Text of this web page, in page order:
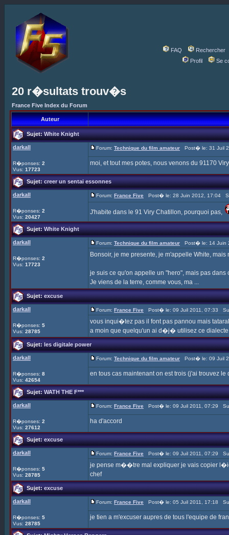
FAQ
Rechercher
Profil
Se
20 r�sultats trouv�s
France Five Index du Forum
Auteur
Sujet:White Knight
darkall
R�ponses: 2
Vus: 17723
Forum: Technique du film amateur Post� le: 31 Juil
moi, et tout mes potes, nous venons du 91170
Sujet:creer un sentai essonnes
darkall
R�ponses: 2
Vus: 20427
Forum: France Five Post� le: 28 Juin 2012, 17:04
J'habite dans le 91 Viry Chatillon, pourquoi pas,
Sujet:White Knight
darkall
R�ponses: 2
Vus: 17723
Forum: Technique du film amateur Post� le: 14 Juin
Bonsoir, je me presente, je m'appelle White,
je suis ce qu'on appelle un "hero", mais pas dans
Je viens de la terre, comme vous, ma ...
Sujet:excuse
darkall
R�ponses: 5
Vus: 28785
Forum: France Five Post� le: 09 Juil 2011, 07:33
vous inqui�tez pas il font pas pannou mais
a moin que quelqu'un ai d�j� utilisez ce dialecte
Sujet:les digitale power
darkall
R�ponses: 8
Vus: 42654
Forum: Technique du film amateur Post� le: 09 Juil
en tous cas maintenant on est trois (j'ai trouvez le
Sujet:WATH THE F***
darkall
R�ponses: 2
Vus: 27612
Forum: France Five Post� le: 09 Juil 2011, 07:29
ha d'accord
Sujet:excuse
darkall
R�ponses: 5
Vus: 28785
Forum: France Five Post� le: 09 Juil 2011, 07:29
je pense m��tre mal expliquer je vais copier
chef
Sujet:excuse
darkall
R�ponses: 5
Vus: 28785
Forum: France Five Post� le: 05 Juil 2011, 17:18
je tien a m'excuser aupres de tous l'equipe de